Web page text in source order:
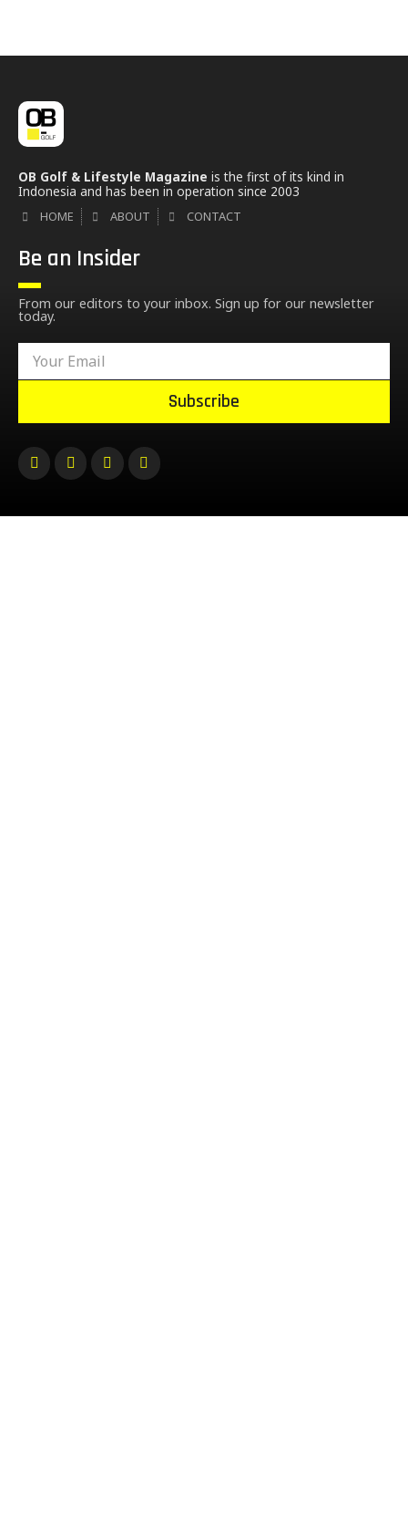
OB Golf & Lifestyle Magazine is the first of its kind in
Indonesia and has been in operation since 2003
HOME ABOUT CONTACT
Be an Insider
From our editors to your inbox. Sign up for our newsletter
today.
Subscribe